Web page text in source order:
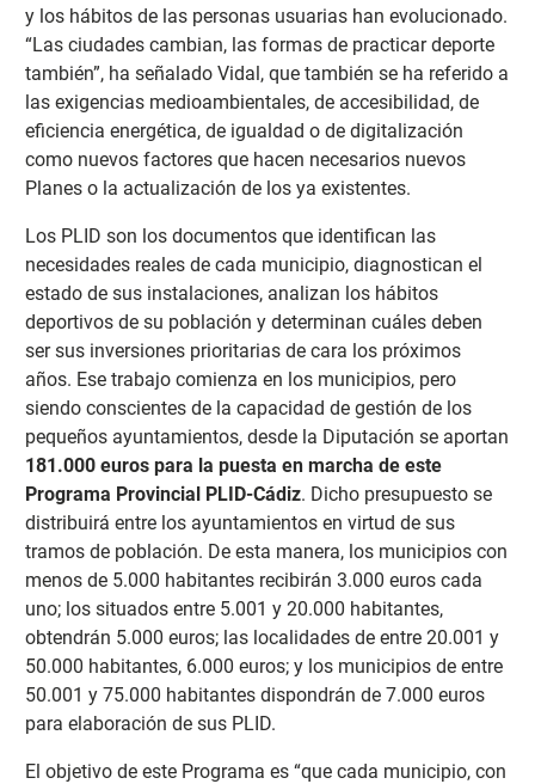
y los hábitos de las personas usuarias han evolucionado.
“Las ciudades cambian, las formas de practicar deporte
también”, ha señalado Vidal, que también se ha referido a
las exigencias medioambientales, de accesibilidad, de
eficiencia energética, de igualdad o de digitalización
como nuevos factores que hacen necesarios nuevos
Planes o la actualización de los ya existentes.
Los PLID son los documentos que identifican las
necesidades reales de cada municipio, diagnostican el
estado de sus instalaciones, analizan los hábitos
deportivos de su población y determinan cuáles deben
ser sus inversiones prioritarias de cara los próximos
años. Ese trabajo comienza en los municipios, pero
siendo conscientes de la capacidad de gestión de los
pequeños ayuntamientos, desde la Diputación se aportan
181.000 euros para la puesta en marcha de este
Programa Provincial PLID-Cádiz. Dicho presupuesto se
distribuirá entre los ayuntamientos en virtud de sus
tramos de población. De esta manera, los municipios con
menos de 5.000 habitantes recibirán 3.000 euros cada
uno; los situados entre 5.001 y 20.000 habitantes,
obtendrán 5.000 euros; las localidades de entre 20.001 y
50.000 habitantes, 6.000 euros; y los municipios de entre
50.001 y 75.000 habitantes dispondrán de 7.000 euros
para elaboración de sus PLID.
El objetivo de este Programa es “que cada municipio, con